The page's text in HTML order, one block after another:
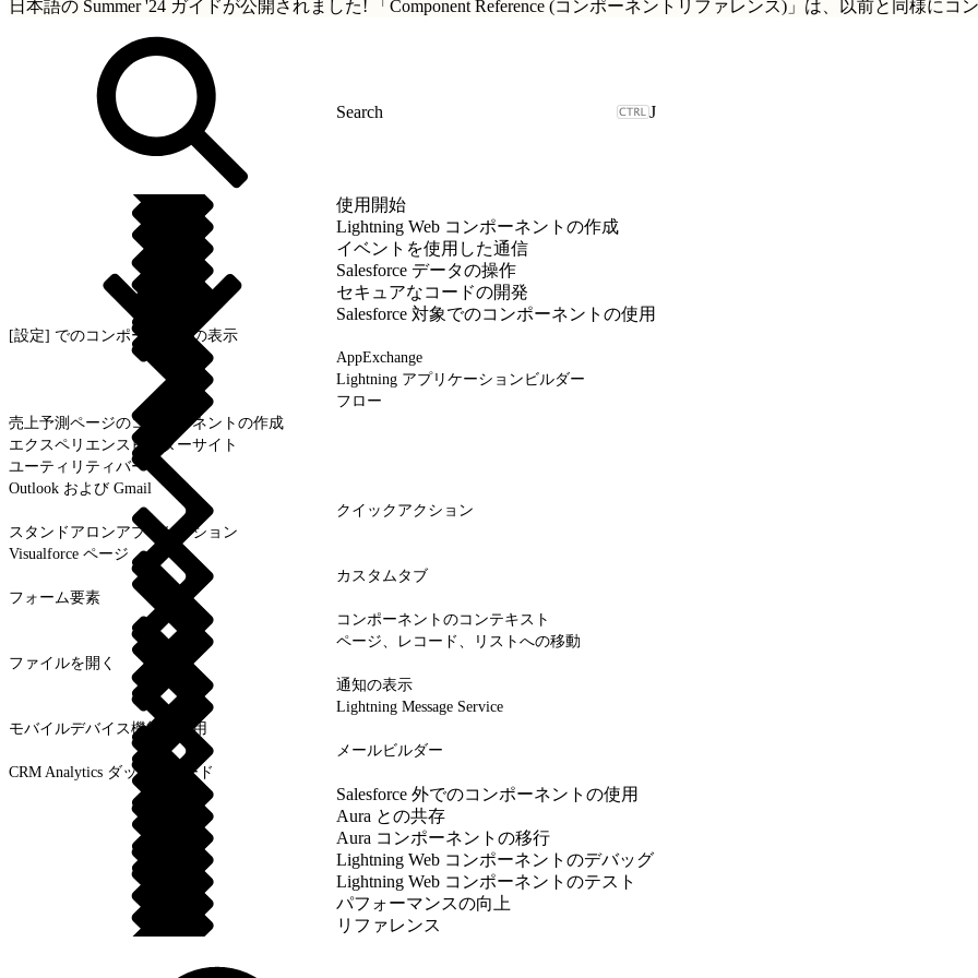
日本語の Summer '24 ガイドが公開されました! 「Component Reference (コンポーネントリファレンス)」 は、以前と同様にコ
J
使用開始
Lightning Web コンポーネントの作成
イベントを使用した通信
Salesforce データの操作
セキュアなコードの開発
Salesforce 対象でのコンポーネントの使用
[設定] でのコンポーネントの表示
AppExchange
Lightning アプリケーションビルダー
フロー
売上予測ページのコンポーネントの作成
エクスペリエンスビルダーサイト
ユーティリティバー
Outlook および Gmail
クイックアクション
スタンドアロンアプリケーション
Visualforce ページ
カスタムタブ
フォーム要素
コンポーネントのコンテキスト
ページ、レコード、リストへの移動
ファイルを開く
通知の表示
Lightning Message Service
モバイルデバイス機能の使用
メールビルダー
CRM Analytics ダッシュボード
Salesforce 外でのコンポーネントの使用
Aura との共存
Aura コンポーネントの移行
Lightning Web コンポーネントのデバッグ
Lightning Web コンポーネントのテスト
パフォーマンスの向上
リファレンス